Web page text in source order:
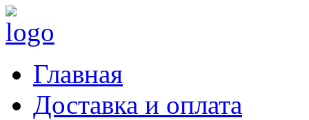
Главная
Доставка и оплата